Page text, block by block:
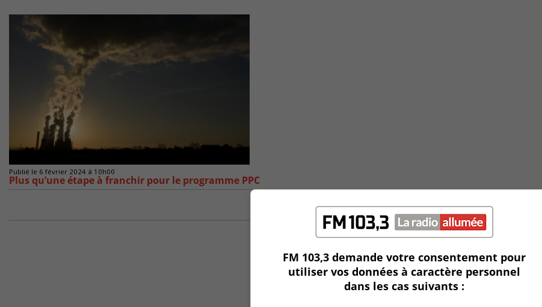
Publié le 6 février 2024 à 10h00
Plus qu’une étape à franchir pour le programme PPC
FM 103,3 demande votre consentement pour
utiliser vos données à caractère personnel
dans les cas suivants :